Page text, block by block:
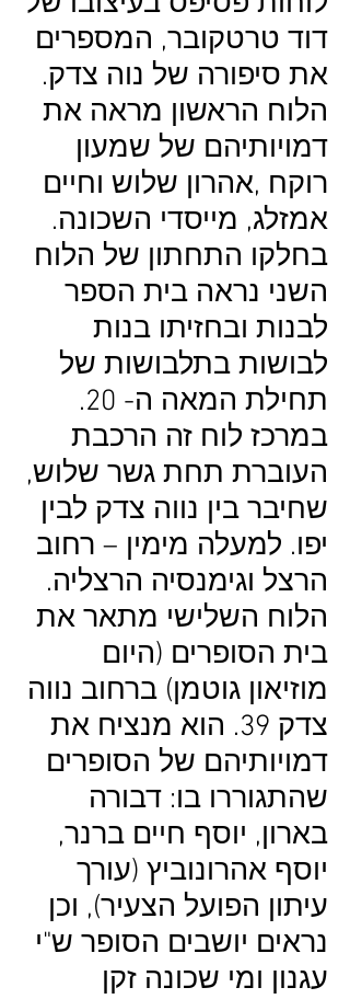
דוד טרטקובר, המספרים
את סיפורה של נוה צדק.
הלוח הראשון מראה את
דמויותיהם של שמעון
רוקח ,אהרון שלוש וחיים
אמזלג, מייסדי השכונה.
בחלקו התחתון של הלוח
השני נראה בית הספר
לבנות ובחזיתו בנות
לבושות בתלבושות של
תחילת המאה ה- 20.
במרכז לוח זה הרכבת
העוברת תחת גשר שלוש,
שחיבר בין נווה צדק לבין
יפו. למעלה מימין – רחוב
הרצל וגימנסיה הרצליה.
הלוח השלישי מתאר את
בית הסופרים (היום
מוזיאון גוטמן) ברחוב נווה
צדק 39. הוא מנציח את
דמויותיהם של הסופרים
שהתגוררו בו: דבורה
בארון, יוסף חיים ברנר,
יוסף אהרונוביץ (עורך
עיתון הפועל הצעיר), וכן
נראים יושבים הסופר ש"י
עגנון ומי שכונה זקן